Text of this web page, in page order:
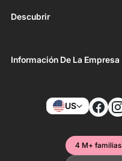
Descubrir
Información De La Empresa
US
4 M+ familias